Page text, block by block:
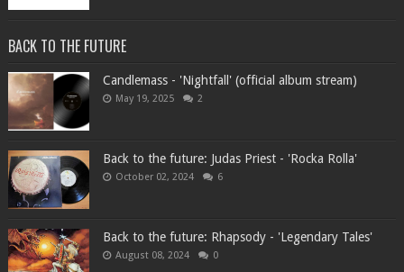
BACK TO THE FUTURE
Candlemass - 'Nightfall' (official album stream)
May 19, 2025 2
Back to the future: Judas Priest - 'Rocka Rolla'
October 02, 2024 6
Back to the future: Rhapsody - 'Legendary Tales'
August 08, 2024 0